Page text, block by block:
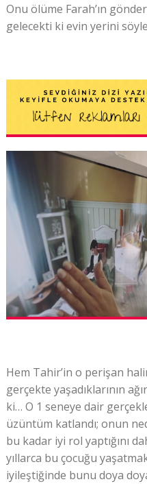
Onu ölüme Farah’ın
gelecekti ki evin yerini
Hem Tahir’in o perişan
gerçekte yaşadıklarının
ki… O 1 seneye dair
üzüntüm katlandı; onun
bu kadar iyi rol yaptığını
yıllarca bu çocuğu
iyileştiğinde bunu doya